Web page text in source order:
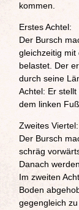
kommen.
Erstes Achtel:
Der Bursch
gleichzeitig
belastet. Der
durch seine
Achtel: Er
dem linken Fuß.
Zweites Viertel:
Der Bursch
schräg
Danach
Im zweiten
Boden
gegengleich